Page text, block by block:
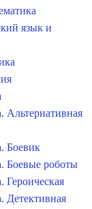
язык и
Альтернативная
Боевик
Боевые роботы
Героическая
Детективная